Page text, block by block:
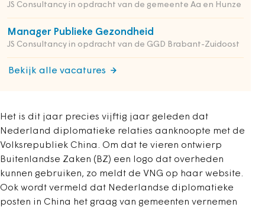
JS Consultancy in opdracht van de gemeente Aa en Hunze
Manager Publieke Gezondheid
JS Consultancy in opdracht van de GGD Brabant-Zuidoost
Bekijk alle vacatures
Het is dit jaar precies vijftig jaar geleden dat
Nederland diplomatieke relaties aanknoopte met de
Volksrepubliek China. Om dat te vieren ontwierp
Buitenlandse Zaken (BZ) een logo dat overheden
kunnen gebruiken, zo meldt de VNG op haar website.
Ook wordt vermeld dat Nederlandse diplomatieke
posten in China het graag van gemeenten vernemen